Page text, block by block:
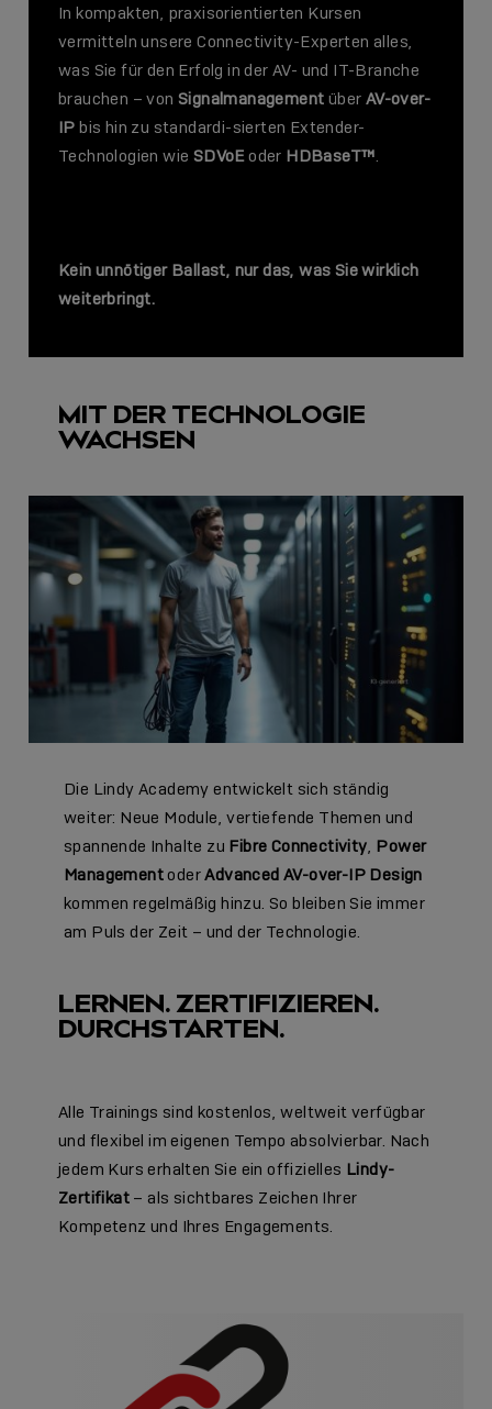
In kompakten, praxisorientierten Kursen
vermitteln unsere Connectivity-Experten alles,
was Sie für den Erfolg in der AV- und IT-Branche
brauchen – von Signalmanagement über AV-over-
IP bis hin zu standardi-sierten Extender-
Technologien wie SDVoEoder HDBaseT™.
Kein unnötiger Ballast, nur das, was Sie wirklich
weiterbringt.
MIT DER TECHNOLOGIE
WACHSEN
Die Lindy Academy entwickelt sich ständig
weiter: Neue Module, vertiefende Themen und
spannende Inhalte zu Fibre Connectivity, Power
ManagementoderAdvanced AV-over-IP Design
kommen regelmäßig hinzu. So bleiben Sie immer
am Puls der Zeit – und der Technologie.
LERNEN. ZERTIFIZIEREN.
DURCHSTARTEN.
Alle Trainings sind kostenlos, weltweit verfügbar
und flexibel im eigenen Tempo absolvierbar. Nach
jedem Kurs erhalten Sie ein offizielles Lindy-
Zertifikat– als sichtbares Zeichen Ihrer
Kompetenz und Ihres Engagements.